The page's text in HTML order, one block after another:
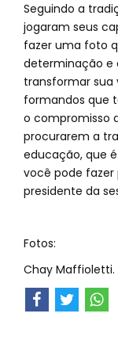
Seguindo a
jogaram seus
fazer uma foto
determinação e
transformar sua
formandos que
o compromisso
procurarem a
educação, que
você pode fazer
presidente da
Fotos:
Chay Maffioletti.